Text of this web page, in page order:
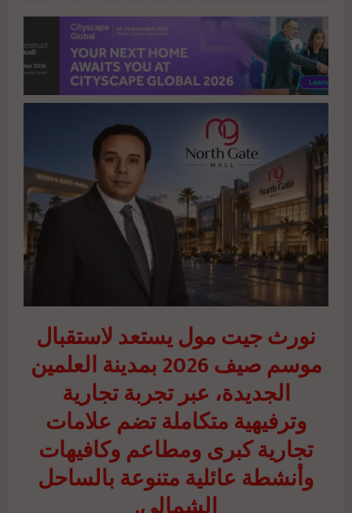
" data-link="https://realty-eg.net/north-gate-
mall-new-alamein-2026/" href="#">
نورث جيت مول يستعد لاستقبال
موسم صيف 2026 بمدينة العلمين
الجديدة، عبر تجربة تجارية
وترفيهية متكاملة تضم علامات
تجارية كبرى ومطاعم وكافيهات
وأنشطة عائلية متنوعة بالساحل